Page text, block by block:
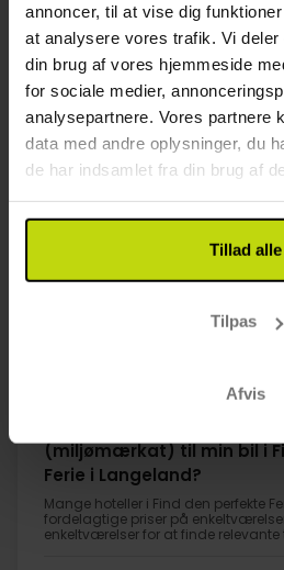
annoncer, til at vise dig
at analysere vores trafik. Vi
din brug af vores hjemmeside
for sociale medier,
analysepartnere. Vores partnere
data med andre oplysninger, du
de har indsamlet fra din brug af
Tillad alle
Tilpas
Afvis
1x overnatning
1x lækker morgenbuffet
1x 4-retters gastronomi
∞ Rundvisning på Slottet
∞ Gratis internet og
Se alt, der er inkluderet
FÅ TILBAGE
Aug pp1099,-
I alt 2198,-
SALE
Sep
Se mere
(miljømærkat) til min bil i
Ferie i Langeland?
Mange hoteller i Find den perfekte
fordelagtige priser på
enkeltværelser for at finde relevante